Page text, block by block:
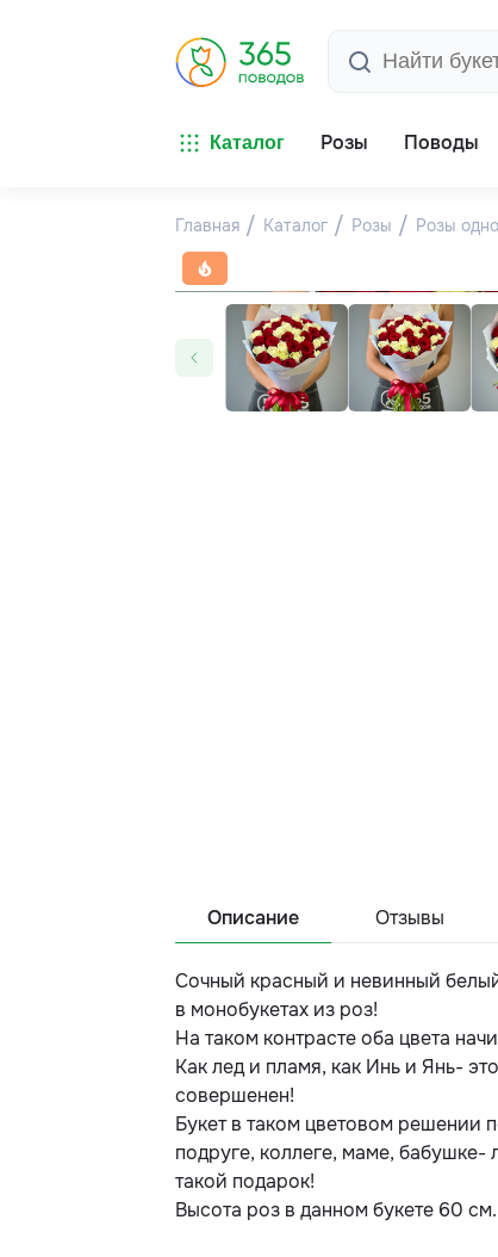
Каталог Розы Поводы
Главная Каталог Розы Розы
Описание Отзывы
Сочный красный и невинный
в монобукетах из роз!
На таком контрасте оба цвета
Как лед и пламя, как Инь и Янь-
совершенен!
Букет в таком цветовом решении
подруге, коллеге, маме, бабушке-
такой подарок!
Высота роз в данном букете 60 см.